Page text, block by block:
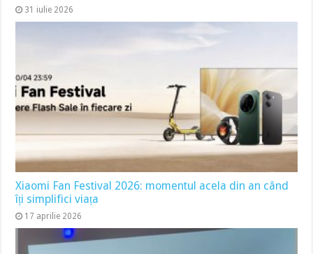
31 iulie 2026
Xiaomi Fan Festival 2026: momentul acela din an când
îți simplifici viața
17 aprilie 2026